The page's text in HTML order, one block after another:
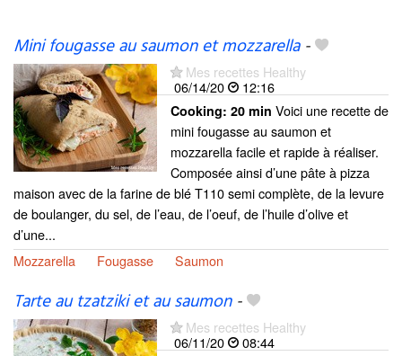
Mini fougasse au saumon et mozzarella-
Mes recettes Healthy
06/14/20
12:16
Cooking: 20 min Voici une recette de
mini fougasse au saumon et
mozzarella facile et rapide à réaliser.
Composée ainsi d’une pâte à pizza
maison avec de la farine de blé T110 semi complète, de la levure
de boulanger, du sel, de l’eau, de l’oeuf, de l’huile d’olive et
d’une...
Mozzarella
Fougasse Saumon
Tarte au tzatziki et au saumon-
Mes recettes Healthy
06/11/20
08:44